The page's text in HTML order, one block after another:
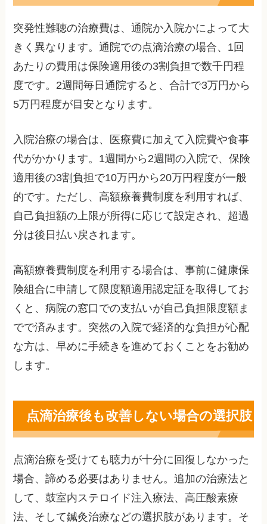
突発性難聴の治療費は、通院か入院かによって大
きく異なります。通院での点滴治療の場合、1回
あたりの費用は保険適用後の3割負担で数千円程
度です。2週間毎日通院すると、合計で3万円から
5万円程度が目安となります。
入院治療の場合は、医療費に加えて入院費や食事
代がかかります。1週間から2週間の入院で、保険
適用後の3割負担で10万円から20万円程度が一般
的です。ただし、高額療養費制度を利用すれば、
自己負担額の上限が所得に応じて設定され、超過
分は後日払い戻されます。
高額療養費制度を利用する場合は、事前に健康保
険組合に申請して限度額適用認定証を取得してお
くと、病院の窓口での支払いが自己負担限度額ま
でで済みます。突然の入院で経済的な負担が心配
な方は、早めに手続きを進めておくことをお勧め
します。
点滴治療後も改善しない場合の選択肢
点滴治療を受けても聴力が十分に回復しなかった
場合、諦める必要はありません。追加の治療法と
して、鼓室内ステロイド注入療法、高圧酸素療
法、そして鍼灸治療などの選択肢があります。そ